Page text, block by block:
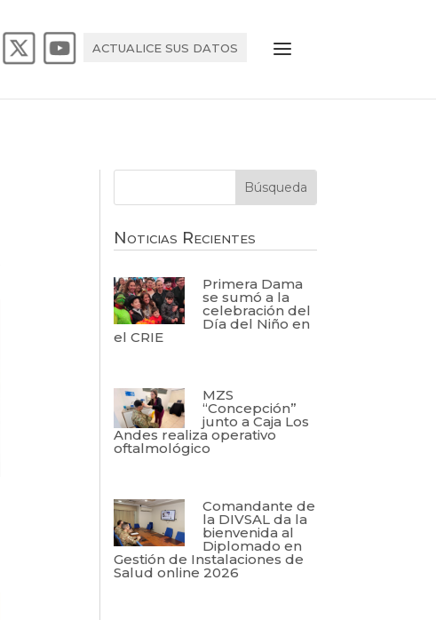
ACTUALICE SUS DATOS
Noticias Recientes
Primera Dama
se sumó a la
celebración del
Día del Niño en
el CRIE
MZS
“Concepción”
junto a Caja Los
Andes realiza operativo
oftalmológico
Comandante de
la DIVSAL da la
bienvenida al
Diplomado en
Gestión de Instalaciones de
Salud online 2026